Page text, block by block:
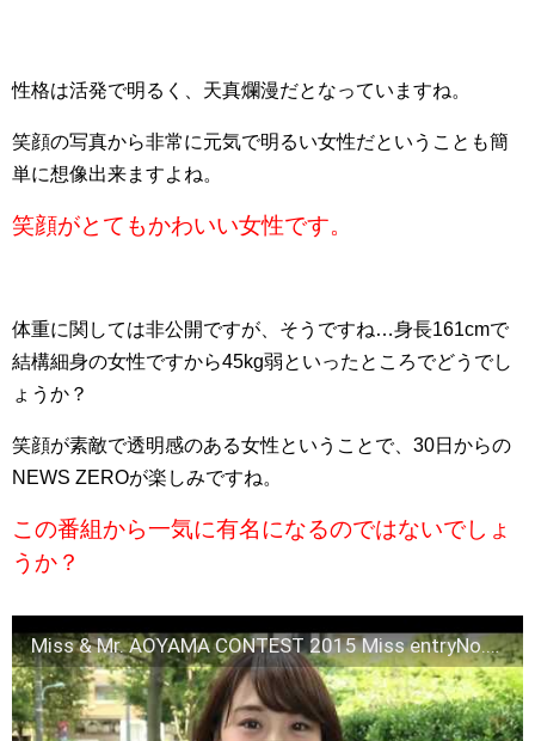
性格は活発で明るく、天真爛漫だとなっていますね。
笑顔の写真から非常に元気で明るい女性だということも簡
単に想像出来ますよね。
笑顔がとてもかわいい女性です。
体重に関しては非公開ですが、そうですね…身長161cmで
結構細身の女性ですから45kg弱といったところでどうでし
ょうか？
笑顔が素敵で透明感のある女性ということで、30日からの
NEWS ZEROが楽しみですね。
この番組から一気に有名になるのではないでしょ
うか？
Miss & Mr. AOYAMA CONTEST 2015 Miss entryNo.2 井上清華